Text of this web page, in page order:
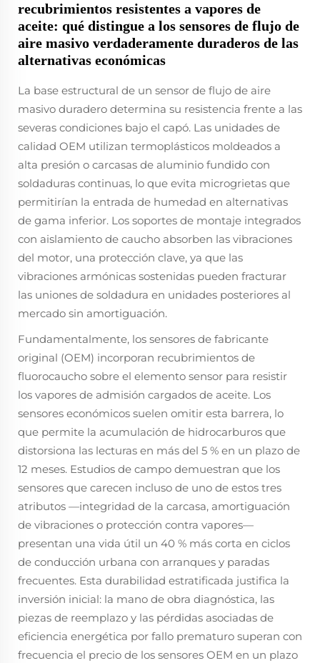
recubrimientos resistentes a vapores de
aceite: qué distingue a los sensores de flujo de
aire masivo verdaderamente duraderos de las
alternativas económicas
La base estructural de un sensor de flujo de aire
masivo duradero determina su resistencia frente a las
severas condiciones bajo el capó. Las unidades de
calidad OEM utilizan termoplásticos moldeados a
alta presión o carcasas de aluminio fundido con
soldaduras continuas, lo que evita microgrietas que
permitirían la entrada de humedad en alternativas
de gama inferior. Los soportes de montaje integrados
con aislamiento de caucho absorben las vibraciones
del motor, una protección clave, ya que las
vibraciones armónicas sostenidas pueden fracturar
las uniones de soldadura en unidades posteriores al
mercado sin amortiguación.
Fundamentalmente, los sensores de fabricante
original (OEM) incorporan recubrimientos de
fluorocaucho sobre el elemento sensor para resistir
los vapores de admisión cargados de aceite. Los
sensores económicos suelen omitir esta barrera, lo
que permite la acumulación de hidrocarburos que
distorsiona las lecturas en más del 5 % en un plazo de
12 meses. Estudios de campo demuestran que los
sensores que carecen incluso de uno de estos tres
atributos —integridad de la carcasa, amortiguación
de vibraciones o protección contra vapores—
presentan una vida útil un 40 % más corta en ciclos
de conducción urbana con arranques y paradas
frecuentes. Esta durabilidad estratificada justifica la
inversión inicial: la mano de obra diagnóstica, las
piezas de reemplazo y las pérdidas asociadas de
eficiencia energética por fallo prematuro superan con
frecuencia el precio de los sensores OEM en un plazo